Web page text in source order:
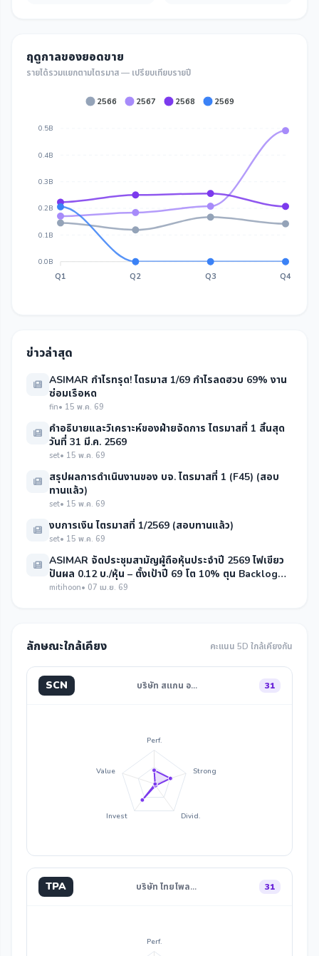
ฤดูกาลของยอดขาย
รายได้รวมแยกตามไตรมาส — เปรียบเทียบรายปี
2566 2567 2568 2569
0.5B
0.4B
0.3B
0.2B
0.1B
0.0B
Q1 Q2 Q3 Q4
ข่าวล่าสุด
ASIMAR กำไรทรุด! ไตรมาส 1/69 กำไรลดฮวบ 69% งาน
ซ่อมเรือหด
fin• 15 พ.ค. 69
คำอธิบายและวิเคราะห์ของฝ่ายจัดการ ไตรมาสที่ 1 สิ้นสุด
วันที่ 31 มี.ค. 2569
set• 15 พ.ค. 69
สรุปผลการดำเนินงานของ บจ. ไตรมาสที่ 1 (F45) (สอบ
ทานแล้ว)
set• 15 พ.ค. 69
งบการเงิน ไตรมาสที่ 1/2569 (สอบทานแล้ว)
set• 15 พ.ค. 69
ASIMAR จัดประชุมสามัญผู้ถือหุ้นประจำปี 2569 ไฟเขียว
ปันผล 0.12 บ./หุ้น – ตั้งเป้าปี 69 โต 10% ตุน Backlog
แน่น 280 ลบ.
mitihoon• 07 เม.ย. 69
ลักษณะใกล้เคียง คะแนน 5D ใกล้เคียงกัน
SCN บริษัท สแกน อ… 31
Perf.
Strong
Divid.
Invest
Value
TPA บริษัท ไทยโพล… 31
Perf.